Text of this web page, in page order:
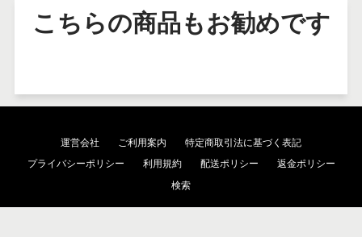
こちらの商品もお勧めです
運営会社 ご利用案内
特定商取引法に基づく表記
プライバシーポリシー
利用規約 配送ポリシー
返金ポリシー
検索